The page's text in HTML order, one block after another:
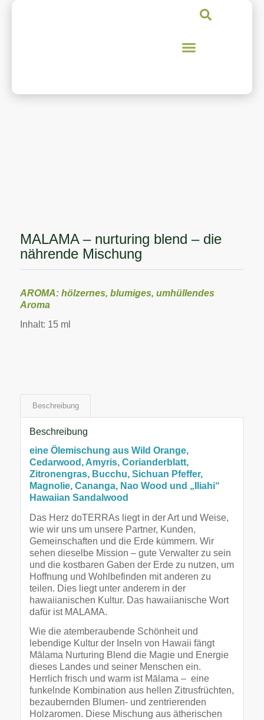
MALAMA – nurturing blend – die
nährende Mischung
AROMA: hölzernes, blumiges, umhüllendes
Aroma
Inhalt: 15 ml
Beschreibung
Beschreibung
eine Ölemischung aus Wild Orange,
Cedarwood, Amyris, Corianderblatt,
Zitronengras, Bucchu, Sichuan Pfeffer,
Magnolie, Cananga, Nao Wood und „Iliahi“
Hawaiian Sandalwood
Das Herz doTERRAs liegt in der Art und Weise,
wie wir uns um unsere Partner, Kunden,
Gemeinschaften und die Erde kümmern. Wir
sehen dieselbe Mission – gute Verwalter zu sein
und die kostbaren Gaben der Erde zu nutzen, um
Hoffnung und Wohlbefinden mit anderen zu
teilen. Dies liegt unter anderem in der
hawaiianischen Kultur. Das hawaiianische Wort
dafür ist MALAMA.
Wie die atemberaubende Schönheit und
lebendige Kultur der Inseln von Hawaii fängt
Mālama Nurturing Blend die Magie und Energie
dieses Landes und seiner Menschen ein.
Herrlich frisch und warm ist Mālama – eine
funkelnde Kombination aus hellen Zitrusfrüchten,
bezaubernden Blumen- und zentrierenden
Holzaromen. Diese Mischung aus ätherischen